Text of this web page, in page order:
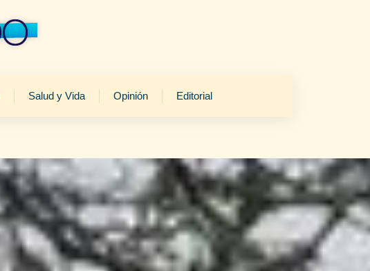
Salud y Vida Opinión Editorial